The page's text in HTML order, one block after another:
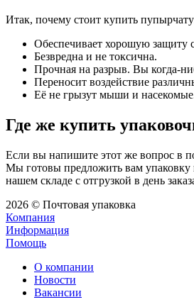
Итак, почему стоит купить
Обеспечивает хорошую защиту
Безвредна и не токсична.
Прочная на разрыв. Вы когда-
Переносит воздействие
Её не грызут мыши и
Где же купить
Если вы напишите этот же вопрос в
Мы готовы предложить вам
нашем складе с отгрузкой в день
2026 © Почтовая упаковка
Компания
Информация
Помощь
О компании
Новости
Вакансии